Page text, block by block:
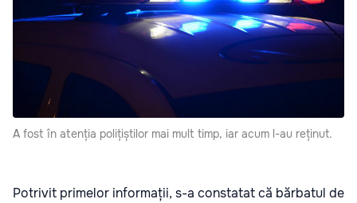
A fost în atenția polițiștilor mai mult timp, iar acum l-au reținut.
Potrivit primelor informații, s-a constatat că bărbatul de